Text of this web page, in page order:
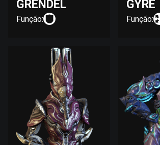
GRENDEL
Função:
GYRE
Função: